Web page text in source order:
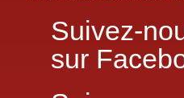
Suivez-
sur